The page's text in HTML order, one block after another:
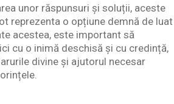
unor răspunsuri și soluții, aceste
reprezenta o opțiune demnă de luat
acestea, este important să
cu o inimă deschisă și cu credință,
divine și ajutorul necesar